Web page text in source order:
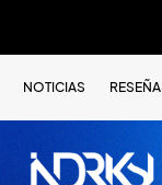
NOTICIAS